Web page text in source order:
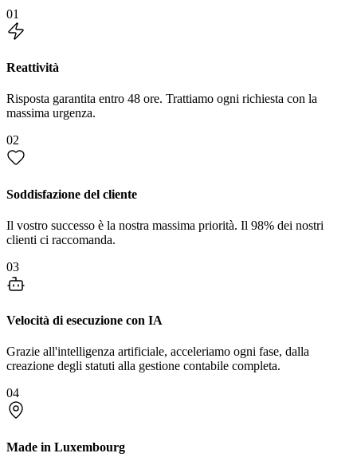
01
Reattività
Risposta garantita entro 48 ore. Trattiamo ogni richiesta con la
massima urgenza.
02
Soddisfazione del cliente
Il vostro successo è la nostra massima priorità. Il 98% dei nostri
clienti ci raccomanda.
03
Velocità di esecuzione con IA
Grazie all'intelligenza artificiale, acceleriamo ogni fase, dalla
creazione degli statuti alla gestione contabile completa.
04
Made in Luxembourg